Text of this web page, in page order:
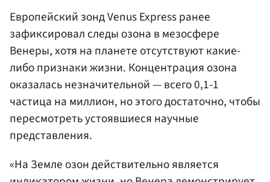
Европейский зонд Venus Express ранее
зафиксировал следы озона в мезосфере
Венеры, хотя на планете отсутствуют какие-
либо признаки жизни. Концентрация озона
оказалась незначительной — всего 0,1-1
частица на миллион, но этого достаточно, чтобы
пересмотреть устоявшиеся научные
представления.
«На Земле озон действительно является